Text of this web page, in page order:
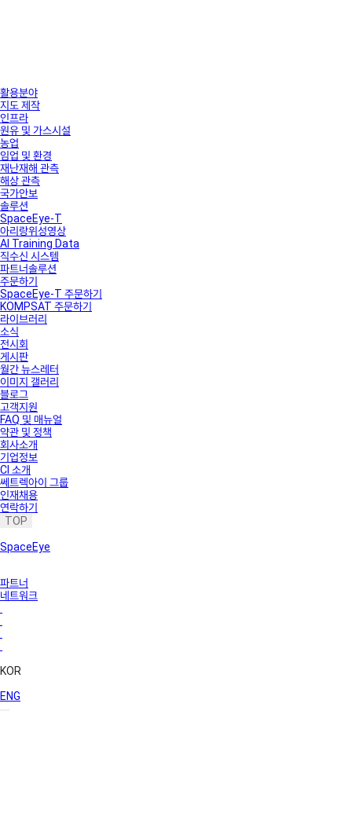
활용분야
지도 제작
인프라
원유 및 가스시설
농업
임업 및 환경
재난재해 관측
해상 관측
국가안보
솔루션
SpaceEye-T
아리랑위성영상
AI Training Data
직수신 시스템
파트너솔루션
주문하기
SpaceEye-T 주문하기
KOMPSAT 주문하기
라이브러리
소식
전시회
게시판
월간 뉴스레터
이미지 갤러리
블로그
고객지원
FAQ 및 매뉴얼
약관 및 정책
회사소개
기업정보
CI 소개
쎄트렉아이 그룹
인재채용
연락하기
TOP
SpaceEye
파트너
네트워크
KOR
ENG